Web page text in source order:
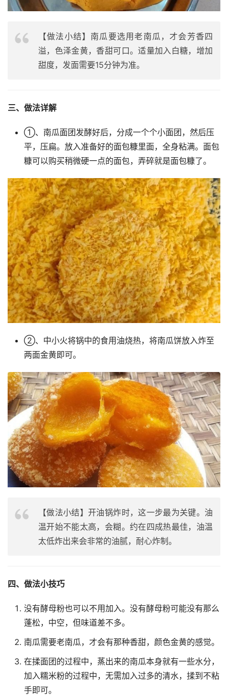
【做法小结】南瓜要选用老南瓜，才会芳香四
溢，色泽金黄，香甜可口。适量加入白糖，增加
甜度，发面需要15分钟为准。
三、做法详解
①、南瓜面团发酵好后，分成一个个小面团，然后压
平，压扁。放入准备好的面包糠里面，全身粘满。面包
糠可以购买稍微硬一点的面包，弄碎就是面包糠了。
②、中小火将锅中的食用油烧热，将南瓜饼放入炸至
两面金黄即可。
【做法小结】开油锅炸时，这一步最为关键。油
温开始不能太高，会糊。约在四成热最佳，油温
太低炸出来会非常的油腻，耐心炸制。
四、做法小技巧
没有酵母粉也可以不用加入。没有酵母粉可能没有那么
蓬松，中空，但味道差不多。
南瓜需要老南瓜，才会有那种香甜，颜色金黄的感觉。
在揉面团的过程中，蒸出来的南瓜本身就有一些水分，
加入糯米粉的过程中，无需加入过多的清水，揉到不粘
手即可。